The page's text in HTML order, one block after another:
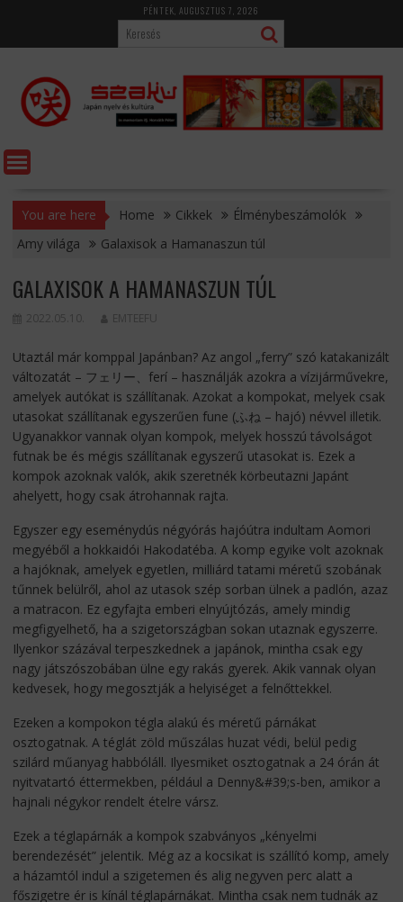
content
PÉNTEK, AUGUSZTUS 7, 2026
You are here Home Cikkek
Élménybeszámolók
Amy világa
Galaxisok a Hamanaszun túl
GALAXISOK A HAMANASZUN TÚL
2022.05.10. EMTEEFU
Utaztál már komppal Japánban? Az angol „ferry” szó katakanizált
változatát – フェリー、ferí – használják azokra a vízijárművekre,
amelyek autókat is szállítanak. Azokat a kompokat, melyek csak
utasokat szállítanak egyszerűen fune (ふね – hajó) névvel illetik.
Ugyanakkor vannak olyan kompok, melyek hosszú távolságot
futnak be és mégis szállítanak egyszerű utasokat is. Ezek a
kompok azoknak valók, akik szeretnék körbeutazni Japánt
ahelyett, hogy csak átrohannak rajta.
Egyszer egy eseménydús négyórás hajóútra indultam Aomori
megyéből a hokkaidói Hakodatéba. A komp egyike volt azoknak
a hajóknak, amelyek egyetlen, milliárd tatami méretű szobának
tűnnek belülről, ahol az utasok szép sorban ülnek a padlón, azaz
a matracon. Ez egyfajta emberi elnyújtózás, amely mindig
megfigyelhető, ha a szigetországban sokan utaznak egyszerre.
Ilyenkor százával terpeszkednek a japánok, mintha csak egy
nagy játszószobában ülne egy rakás gyerek. Akik vannak olyan
kedvesek, hogy megosztják a helyiséget a felnőttekkel.
Ezeken a kompokon tégla alakú és méretű párnákat
osztogatnak. A téglát zöld műszálas huzat védi, belül pedig
szilárd műanyag habbóláll. Ilyesmiket osztogatnak a 24 órán át
nyitvatartó éttermekben, például a Denny&#39;s-ben, amikor a
hajnali négykor rendelt ételre vársz.
Ezek a téglapárnák a kompok szabványos „kényelmi
berendezését” jelentik. Még az a kocsikat is szállító komp, amely
a házamtól indul a szigetemen és alig negyven perc alatt a
főszigetre ér is kínál téglapárnákat. Mintha csak nem tudnák az